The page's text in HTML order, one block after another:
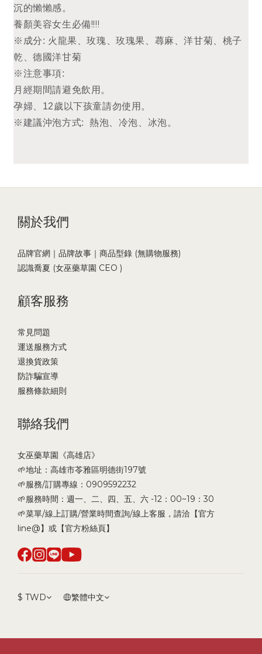
沉的懶懶感。
養顏美容女生必備!!!!
※成分: 火龍果、玫瑰、玫瑰果、蕁麻、洋甘菊、桃子
乾、德國洋甘菊
※注意事項:
月經期間請避免飲用。
孕婦、12歲以下孩童請勿使用。
※建議沖泡方式: 熱泡、冷泡、冰泡。
關於我們
品牌官網｜品牌故事｜商品型錄 (無購物服務)
認識喬夏 (女巫藥草園 CEO )
顧客服務
常見問題
運送服務方式
退換貨政策
防詐騙宣導
服務條款細則
聯絡我們
女巫藥草園《高雄店》
🌱地址：高雄市苓雅區明德街197號
🌱服務/訂購專線：0909592232
🌱服務時間：週一、二、四、五、六 -12：00~19：30
🌱菜單/線上訂購/營業時間查詢/線上客服，請洽【官方
line@】或【官方粉絲頁】
$ TWD 繁體中文